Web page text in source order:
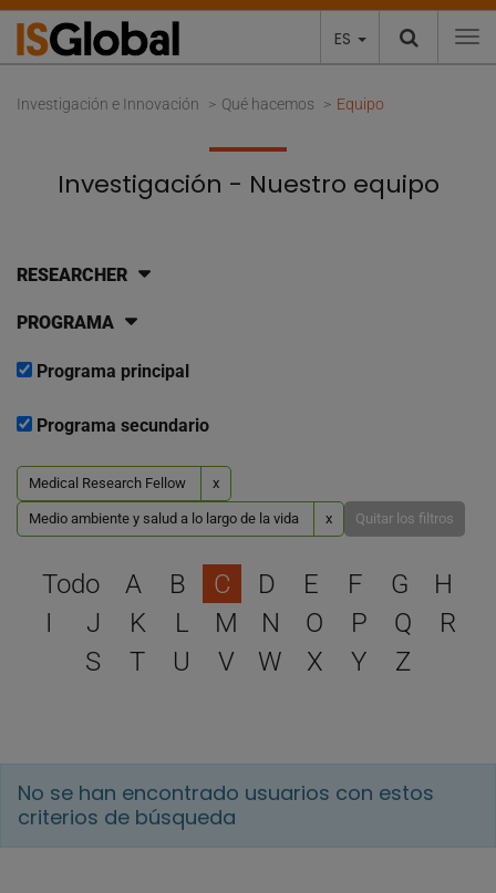
ES
Investigación e Innovación Qué hacemos Equipo
Investigación - Nuestro equipo
RESEARCHER
PROGRAMA
Programa principal
Programa secundario
Medical Research Fellow x
Medio ambiente y salud a lo largo de la vida x Quitar los filtros
Selecciona una letra
Todo A B C D E F G
H
I
J K L M N O P Q
R
S
T U V W X Y Z
No se han encontrado usuarios con estos
criterios de búsqueda